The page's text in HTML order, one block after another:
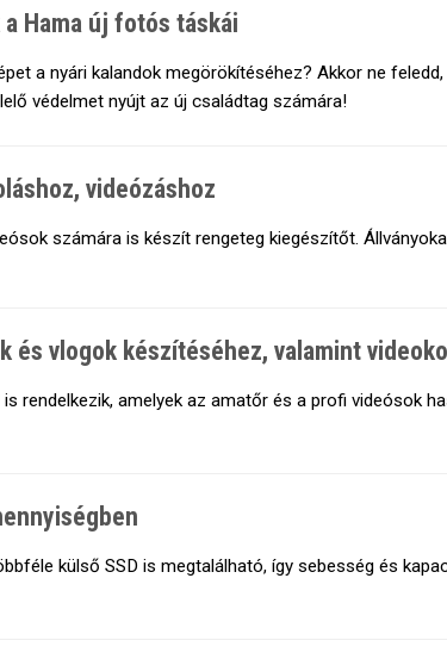
Hama új fotós táskái
a nyári kalandok megörökítéséhez? Akkor ne
védelmet nyújt az új családtag számára!
videózáshoz
számára is készít rengeteg kiegészítőt.
és vlogok készítéséhez, valamint
rendelkezik, amelyek az amatőr és a profi videósok
külső SSD is megtalálható, így sebesség és